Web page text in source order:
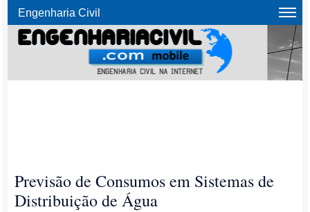
Engenharia Civil
Previsão de Consumos em Sistemas de
Distribuição de Água